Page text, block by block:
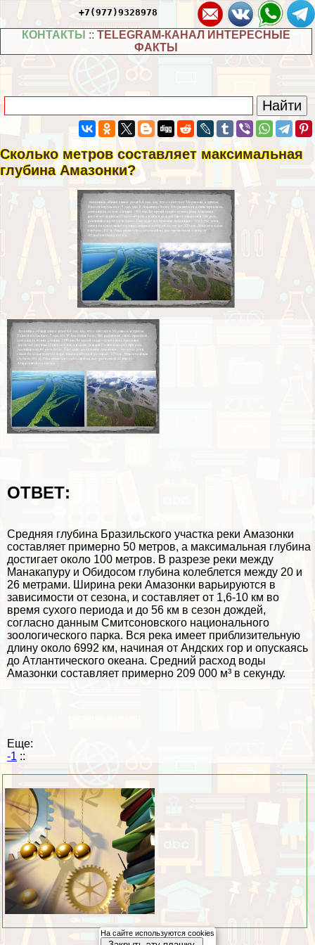
+7(977)9328978
КОНТАКТЫ :: TELEGRAM-КАНАЛ ИНТЕРЕСНЫЕ
ФАКТЫ
Сколько метров составляет максимальная
глубина Амaзoнки?
ОТВЕТ:
Средняя глубина Бразильского участка реки Амaзoнки
составляет примерно 50 метров, а максимальная глубина
достигает около 100 метров. В разрезе реки между
Манакапуру и Обидосом глубина колeблется между 20 и
26 метрами. Ширина реки Амaзoнки варьируются в
зависимости от сезона, и составляет от 1,6-10 км во
время сухого периода и до 56 км в сезон дождей,
согласно данным Смитсоновского национального
зоологического парка. Вся река имеет приблизительную
длину около 6992 км, начиная от Андских гор и опускаясь
до Атлантического океана. Средний расход воды
Амaзoнки составляет примерно 209 000 м³ в секунду.
Еще:
-1 ::
На сайте используются cookies